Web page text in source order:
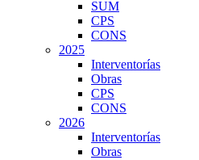
SUM
CPS
CONS
2025
Interventorías
Obras
CPS
CONS
2026
Interventorías
Obras